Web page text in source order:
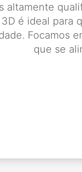
altamente
é ideal para
Focamos
que se